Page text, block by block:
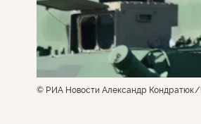
© РИА Новости Александр Кондратюк